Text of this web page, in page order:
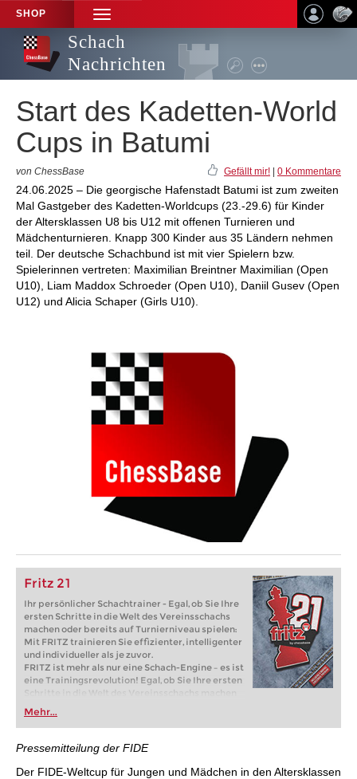
SHOP
TOGGLE
NAVIGATION
Schach
Nachrichten
Start des Kadetten-World
Cups in Batumi
von ChessBase Gefällt mir! 0 Kommentare
24.06.2025 – Die georgische Hafenstadt Batumi ist zum zweiten
Mal Gastgeber des Kadetten-Worldcups (23.-29.6) für Kinder
der Altersklassen U8 bis U12 mit offenen Turnieren und
Mädchenturnieren. Knapp 300 Kinder aus 35 Ländern nehmen
teil. Der deutsche Schachbund ist mit vier Spielern bzw.
Spielerinnen vertreten: Maximilian Breintner Maximilian (Open
U10), Liam Maddox Schroeder (Open U10), Daniil Gusev (Open
U12) und Alicia Schaper (Girls U10).
Fritz 21
Ihr persönlicher Schachtrainer - Egal, ob Sie Ihre
ersten Schritte in die Welt des Vereinsschachs
machen oder bereits auf Turnierniveau spielen:
Mit FRITZ trainieren Sie effizienter, intelligenter
und individueller als je zuvor.
FRITZ ist mehr als nur eine Schach-Engine – es ist
eine Trainingsrevolution! Egal, ob Sie Ihre ersten
Schritte in die Welt des Vereinsschachs machen
oder bereits auf Turnierniveau spielen: Mit
FRITZ trainieren Sie effizienter, intelligenter und
individueller als je zuvor.
Mehr...
Pressemitteilung der FIDE
Der FIDE-Weltcup für Jungen und Mädchen in den Altersklassen